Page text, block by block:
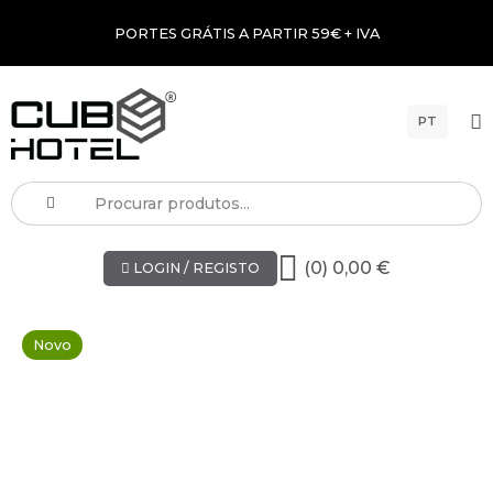
PORTES GRÁTIS A PARTIR 59€ + IVA
PT
LOGIN / REGISTO (0) 0,00 €
Novo